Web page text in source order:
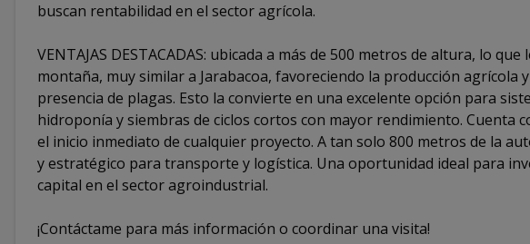
buscan rentabilidad en el sector agrícola.
VENTAJAS DESTACADAS: ubicada a más de 500 metros de altura, lo
montaña, muy similar a Jarabacoa, favoreciendo la producción agrícola
presencia de plagas. Esto la convierte en una excelente opción para
hidroponía y siembras de ciclos cortos con mayor rendimiento. Cuenta
el inicio inmediato de cualquier proyecto. A tan solo 800 metros de la
y estratégico para transporte y logística. Una oportunidad ideal para
capital en el sector agroindustrial.
¡Contáctame para más información o coordinar una visita!